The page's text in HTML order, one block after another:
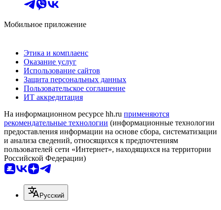
Мобильное приложение
Этика и комплаенс
Оказание услуг
Использование сайтов
Защита персональных данных
Пользовательское соглашение
ИТ аккредитация
На информационном ресурсе hh.ru применяются
рекомендательные технологии (информационные технологии
предоставления информации на основе сбора, систематизации
и анализа сведений, относящихся к предпочтениям
пользователей сети «Интернет», находящихся на территории
Российской Федерации)
Русский